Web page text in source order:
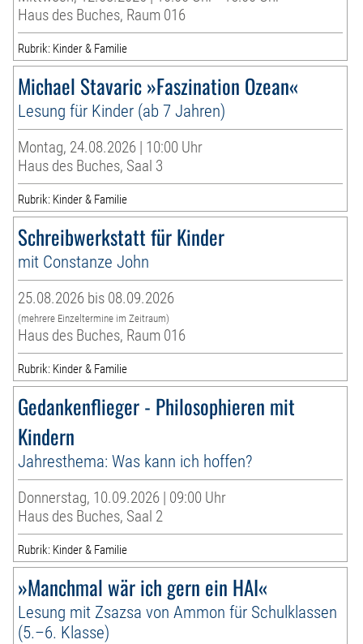
Haus des Buches, Raum 016
Rubrik: Kinder & Familie
Michael Stavaric »Faszination Ozean«
Lesung für Kinder (ab 7 Jahren)
Montag, 24.08.2026 | 10:00 Uhr
Haus des Buches, Saal 3
Rubrik: Kinder & Familie
Schreibwerkstatt für Kinder
mit Constanze John
25.08.2026 bis 08.09.2026
(mehrere Einzeltermine im Zeitraum)
Haus des Buches, Raum 016
Rubrik: Kinder & Familie
Gedankenflieger - Philosophieren mit
Kindern
Jahresthema: Was kann ich hoffen?
Donnerstag, 10.09.2026 | 09:00 Uhr
Haus des Buches, Saal 2
Rubrik: Kinder & Familie
»Manchmal wär ich gern ein HAI«
Lesung mit Zsazsa von Ammon für Schulklassen
(5.–6. Klasse)